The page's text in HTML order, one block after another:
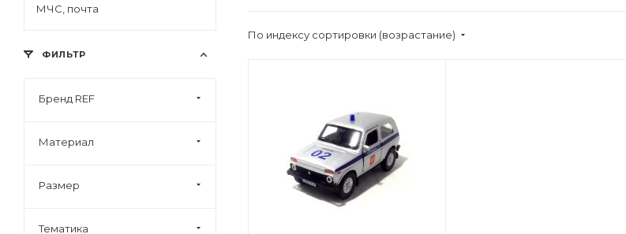
По индексу сортировки (возрастание)
МЧС, почта
ФИЛЬТР
Бренд REF
Материал
Размер
Тематика